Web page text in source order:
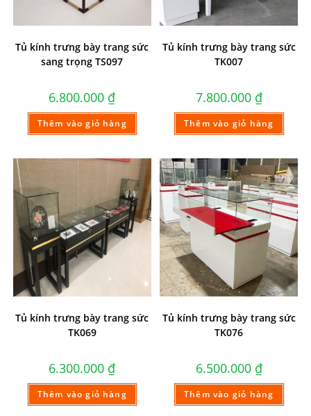
Tủ kính trưng bày trang sức
sang trọng TS097
6.800.000 ₫
Thêm vào giỏ hàng
Tủ kính trưng bày trang sức
TK007
7.800.000 ₫
Thêm vào giỏ hàng
Tủ kính trưng bày trang sức
TK069
6.300.000 ₫
Thêm vào giỏ hàng
Tủ kính trưng bày trang sức
TK076
6.500.000 ₫
Thêm vào giỏ hàng